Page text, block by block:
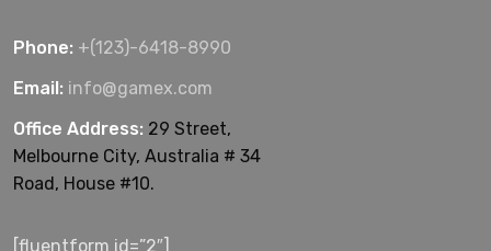
Phone: +(123)-6418-8990
Email: info@gamex.com
Office Address: 29 Street,
Melbourne City, Australia # 34
Road, House #10.
[fluentform id=”2″]